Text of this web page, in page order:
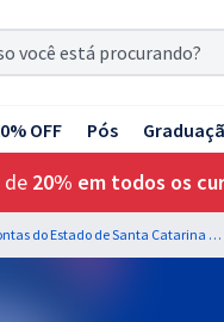
OFF Pós
de 20% em todos os
TCE SC - Tribunal de Contas do Estado de Santa Catarina - Legislação Aplicável ao Tribunal de Contas do Estado de Santa Catarina para o cargo de Auditor Fiscal de Controle Externo - Ciências Contábeis - Professor Eduardo Galante